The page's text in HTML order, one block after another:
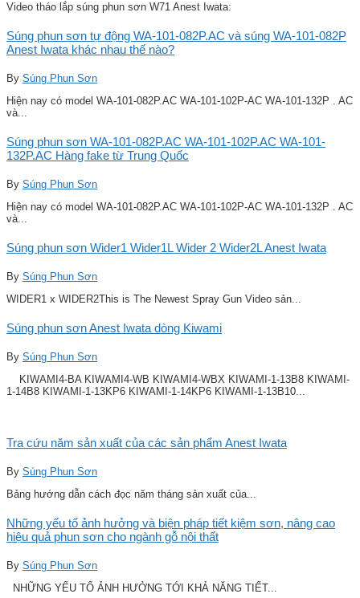
Video tháo lắp súng phun sơn W71 Anest Iwata:
Súng phun sơn tự động WA-101-082P.AC và súng WA-101-082P
Anest Iwata khác nhau thế nào?
By Súng Phun Sơn
Hiện nay có model WA-101-082P.AC WA-101-102P-AC WA-101-132P . AC
và...
Súng phun sơn WA-101-082P.AC WA-101-102P.AC WA-101-
132P.AC Hàng fake từ Trung Quốc
By Súng Phun Sơn
Hiện nay có model WA-101-082P.AC WA-101-102P-AC WA-101-132P . AC
và...
Súng phun sơn Wider1 Wider1L Wider 2 Wider2L Anest Iwata
By Súng Phun Sơn
WIDER1 x WIDER2This is The Newest Spray Gun Video sản...
Súng phun sơn Anest Iwata dòng Kiwami
By Súng Phun Sơn
KIWAMI4-BA KIWAMI4-WB KIWAMI4-WBX KIWAMI-1-13B8 KIWAMI-
1-14B8 KIWAMI-1-13KP6 KIWAMI-1-14KP6 KIWAMI-1-13B10...
Tra cứu năm sản xuất của các sản phẩm Anest Iwata
By Súng Phun Sơn
Bảng hướng dẫn cách đọc năm tháng sản xuất của...
Những yếu tố ảnh hưởng và biện pháp tiết kiệm sơn, nâng cao
hiệu quả phun sơn cho ngành gỗ nội thất
By Súng Phun Sơn
NHỮNG YẾU TỐ ẢNH HƯỞNG TỚI KHẢ NĂNG TIẾT...